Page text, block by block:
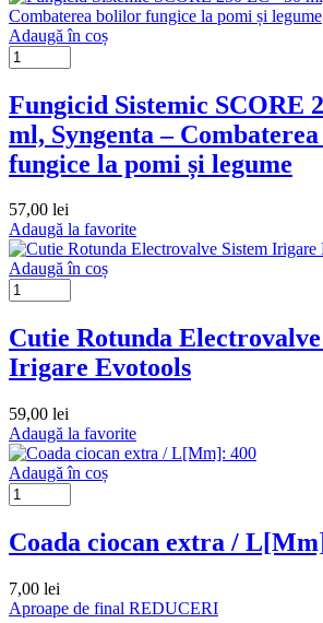
Adaugă în coș
Fungicid Sistemic SCORE
ml, Syngenta –
fungice la pomi și legume
57,00 lei
Adaugă la favorite
Adaugă în coș
Cutie Rotunda
Irigare Evotools
59,00 lei
Adaugă la favorite
Adaugă în coș
Coada ciocan extra /
7,00 lei
Aproape de final REDUCERI